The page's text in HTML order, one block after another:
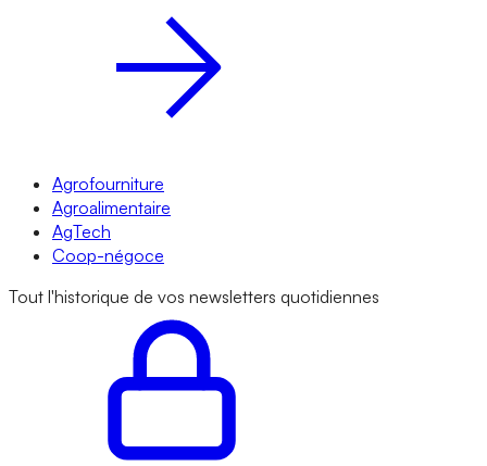
Agrofourniture
Agroalimentaire
AgTech
Coop-négoce
Tout l'historique de vos newsletters quotidiennes